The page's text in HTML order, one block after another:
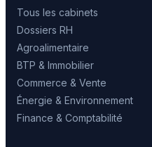
Tous les cabinets
Dossiers RH
Agroalimentaire
BTP & Immobilier
Commerce & Vente
Énergie & Environnement
Finance & Comptabilité